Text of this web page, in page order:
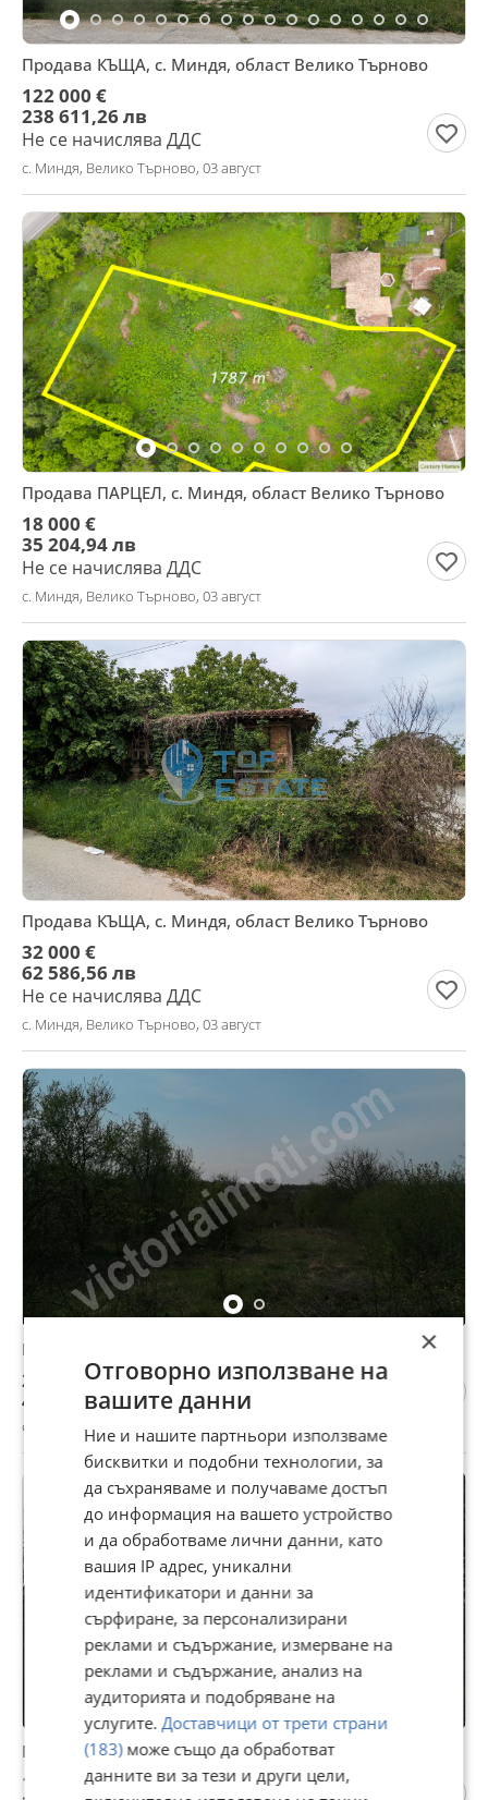
Продава КЪЩА, с. Миндя, област Велико Търново
122 000 €
238 611,26 лв
Не се начислява ДДС
с. Миндя, Велико Търново, 03 август
Продава ПАРЦЕЛ, с. Миндя, област Велико Търново
18 000 €
35 204,94 лв
Не се начислява ДДС
с. Миндя, Велико Търново, 03 август
Продава КЪЩА, с. Миндя, област Велико Търново
32 000 €
62 586,56 лв
Не се начислява ДДС
с. Миндя, Велико Търново, 03 август
Продава ПАРЦЕЛ, с. Миндя, област Велико Търново
21 500 €
42 050,35 лв
с. Миндя, Велико Търново, 03 август
Продава ПАРЦЕЛ, с. Миндя, област Велико Търново
18 900 €
×
Отговорно използване на
вашите данни
Ние и нашите партньори използваме
бисквитки и подобни технологии, за
да съхраняваме и получаваме достъп
до информация на вашето устройство
и да обработваме лични данни, като
вашия IP адрес, уникални
идентификатори и данни за
сърфиране, за персонализирани
реклами и съдържание, измерване на
реклами и съдържание, анализ на
аудиторията и подобряване на
услугите.Доставчици от трети страни
(183)може също да обработват
данните ви за тези и други цели,